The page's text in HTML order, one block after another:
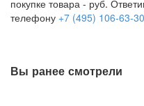
покупке товара - руб.
телефону +7 (495) 106-63-30
Вы ранее смотрели